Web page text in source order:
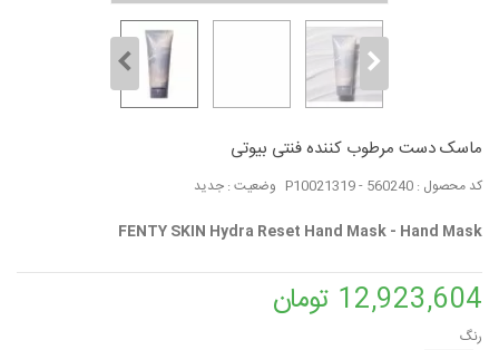
ماسک دست مرطوب کننده فنتی بیوتی
کد محصول : P10021319 - 560240 وضعیت : جدید
FENTY SKIN Hydra Reset Hand Mask - Hand Mask
12,923,604 تومان
رنگ